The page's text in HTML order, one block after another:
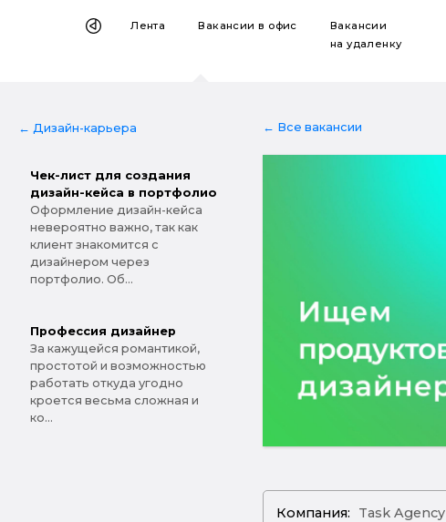
Лента Вакансиив офис
Вакансии
на удаленку
← Дизайн-карьера
Чек-лист для создания
дизайн-кейса в портфолио
Оформление дизайн-кейса
невероятно важно, так как
клиент знакомится с
дизайнером через
портфолио. Об...
Профессия дизайнер
За кажущейся романтикой,
простотой и возможностью
работать откуда угодно
кроется весьма сложная и
ко...
← Все вакансии
Компания: Task Agency